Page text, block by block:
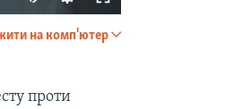
на комп'ютер
проти